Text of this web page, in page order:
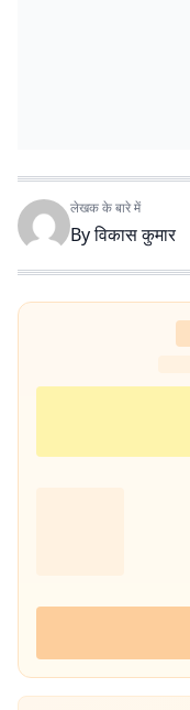
लेखक के बारे में
Byविकास कुमार